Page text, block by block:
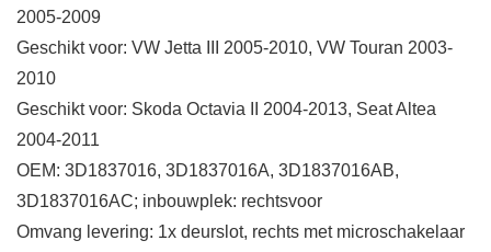
2005-2009
Geschikt voor: VW Jetta III 2005-2010, VW Touran 2003-
2010
Geschikt voor: Skoda Octavia II 2004-2013, Seat Altea
2004-2011
OEM: 3D1837016, 3D1837016A, 3D1837016AB,
3D1837016AC; inbouwplek: rechtsvoor
Omvang levering: 1x deurslot, rechts met microschakelaar